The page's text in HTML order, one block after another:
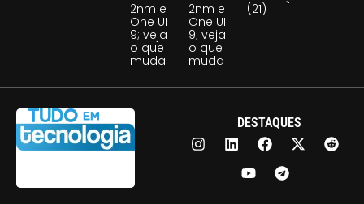
2nm e
One UI
9; veja
o que
muda
2nm e
One UI
9; veja
o que
muda
(21)
DESTAQUES